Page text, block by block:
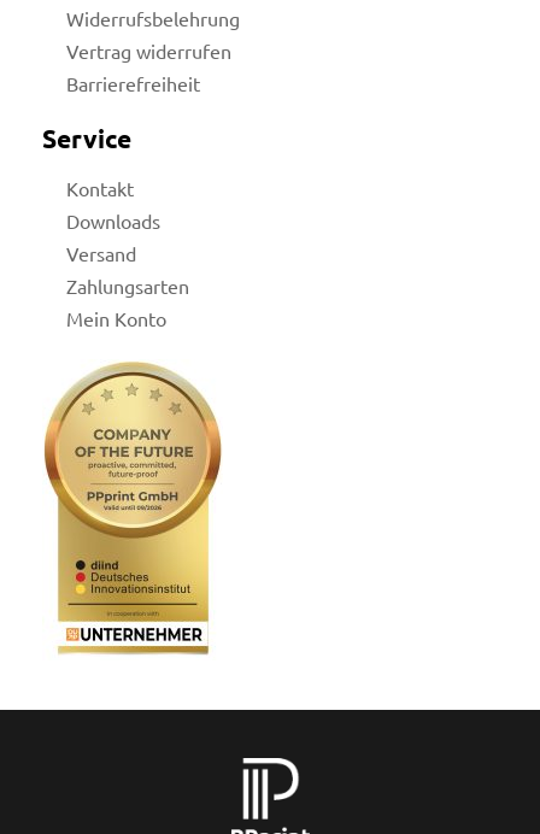
Widerrufsbelehrung
Vertrag widerrufen
Barrierefreiheit
Service
Kontakt
Downloads
Versand
Zahlungsarten
Mein Konto